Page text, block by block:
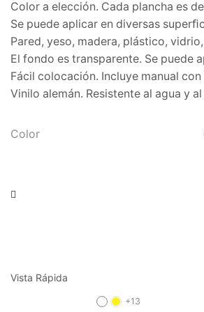
Color a elección. Cada plancha es
Se puede aplicar en diversas
Pared, yeso, madera, plástico,
El fondo es transparente. Se puede
Fácil colocación. Incluye manual
Vinilo alemán. Resistente al agua y
Color
Vista Rápida
+13